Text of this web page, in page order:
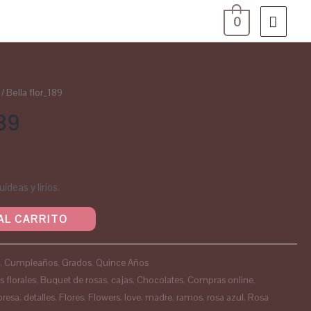
0
/ Bella flor_189
y lirios.
CARRITO
, Cumpleaños, Grados, Quince Años
florales, Buquet de rosas, cajas, Chocolates, Compras online,
, detalles, Flores, Flowers, love, madre, ramos, rosa azul, Rosa